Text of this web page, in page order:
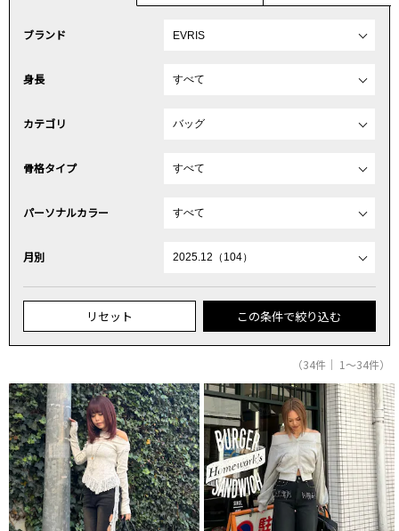
ブランド
身長
カテゴリ
骨格タイプ
パーソナルカラー
月別
リセット この条件で絞り込む
（34件｜ 1～34件）